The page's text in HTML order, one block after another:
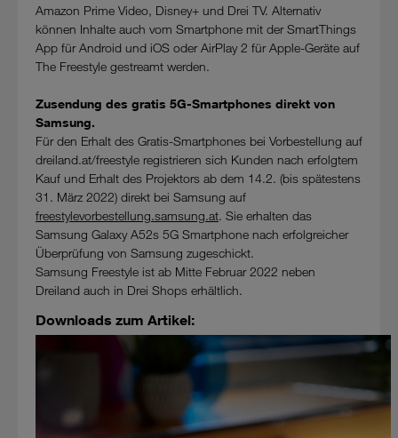
Amazon Prime Video, Disney+ und Drei TV. Alternativ
können Inhalte auch vom Smartphone mit der SmartThings
App für Android und iOS oder AirPlay 2 für Apple-Geräte auf
The Freestyle gestreamt werden.
Zusendung des gratis 5G-Smartphones direkt von
Samsung.
Für den Erhalt des Gratis-Smartphones bei Vorbestellung auf
dreiland.at/freestyle registrieren sich Kunden nach erfolgtem
Kauf und Erhalt des Projektors ab dem 14.2. (bis spätestens
31. März 2022) direkt bei Samsung auf
freestylevorbestellung.samsung.at. Sie erhalten das
Samsung Galaxy A52s 5G Smartphone nach erfolgreicher
Überprüfung von Samsung zugeschickt.
Samsung Freestyle ist ab Mitte Februar 2022 neben
Dreiland auch in Drei Shops erhältlich.
Downloads zum Artikel:
Cookies von Unternehmen in Drittstaaten, die ein ähnliches
Datenschutzniveau wie in der Europäischen Union aufweisen
(z.B. Data Privacy Framework), werden wie europäische
Unternehmen behandelt.
Wenn Sie „Nur notwendige Cookies“ wählen, dann sind für
Sie nur jene Cookies im Einsatz, die zur Funktion dieser